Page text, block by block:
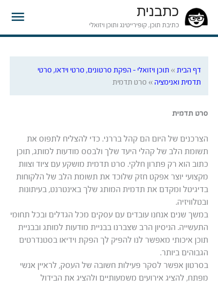
כתבנית
כתיבת תוכן, קופירייטינג ותוכן ויזואלי
דף הבית » תוכן ויזואלי – הפקת סרטונים, סרטי וידאו, סרטי
תדמית ואנימציה » סרט תדמית
סרט תדמית
הצרכנים של היום הם קהל בררני. כדי להצליח לתפוס את
תשומת הלב של קהלי היעד שלך ולבסס מודעות למותג, תוכן
כתוב הוא רק פתרון חלקי. סרט תדמית מושקע עם ציוד וצוות
מקצועי יוצר אפקט חזק שלוכד את תשומת הלב של הלקוחות
בדיגיטל ומקדם את תדמית המותג שלך באינטרנט, בעיתונות
ובטלוויזיה.
במשך שנים אנחנו עובדים עם עסקים מכל הגדלים ובכל תחומי
התעשייה. הניסיון הרב שצברנו בבניית מודעות למותג ובבניית
תוכן איכותי מאפשר לנו להפיק לך הפקת וידיאו בסטנדרטים
הגבוהים ביותר.
בסרטון אפשר לסקר פעילות חשובה של העסק, לראיין אנשי
מפתח, להציג אירועים משמעותיים ולהציג את הבידול